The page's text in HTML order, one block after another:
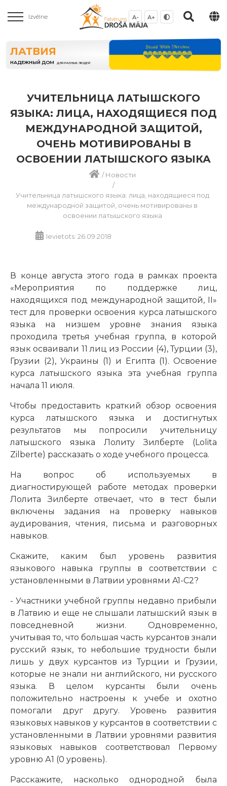
Izvēlne A- A+
ЛАТВИЯ
НАДЕЖНЫЙ ДОМ ДЛЯ РАЗНЫХ ЛЮДЕЙ
УЧИТЕЛЬНИЦА ЛАТЫШСКОГО
ЯЗЫКА: ЛИЦА, НАХОДЯЩИЕСЯ ПОД
МЕЖДУНАРОДНОЙ ЗАЩИТОЙ,
ОЧЕНЬ МОТИВИРОВАНЫ В
ОСВОЕНИИ ЛАТЫШСКОГО ЯЗЫКА
/Новости
/
Учительница латышского языка: лица, находящиеся под
международной защитой, очень мотивированы в
освоении латышского языка
Ievietots: 26.09.2018
В конце августа этого года в рамках проекта
«Мероприятия по поддержке лиц,
находящихся под международной защитой, II»
тест для проверки освоения курса латышского
языка на низшем уровне знания языка
проходила третья учебная группа, в которой
язык осваивали 11 лиц из России (4), Турции (3),
Грузии (2), Украины (1) и Египта (1). Освоение
курса латышского языка эта учебная группа
начала 11 июля.
Чтобы предоставить краткий обзор освоения
курса латышского языка и достигнутых
результатов мы попросили учительницу
латышского языка Лолиту Зилберте (Lolita
Zilberte) рассказать о ходе учебного процесса.
На вопрос об используемых в
диагностирующей работе методах проверки
Лолита Зилберте отвечает, что в тест были
включены задания на проверку навыков
аудирования, чтения, письма и разговорных
навыков.
Скажите, каким был уровень развития
языкового навыка группы в соответствии с
установленными в Латвии уровнями A1-C2?
- Участники учебной группы недавно прибыли
в Латвию и еще не слышали латышский язык в
повседневной жизни. Одновременно,
учитывая то, что большая часть курсантов знали
русский язык, то небольшие трудности были
лишь у двух курсантов из Турции и Грузии,
которые не знали ни английского, ни русского
языка. В целом курсанты были очень
положительно настроены к учебе и охотно
помогали друг другу. Уровень развития
языковых навыков у курсантов в соответствии с
установленными в Латвии уровнями развития
языковых навыков соответствовал Первому
уровню А1 (0 уровень).
Расскажите, насколько однородной была